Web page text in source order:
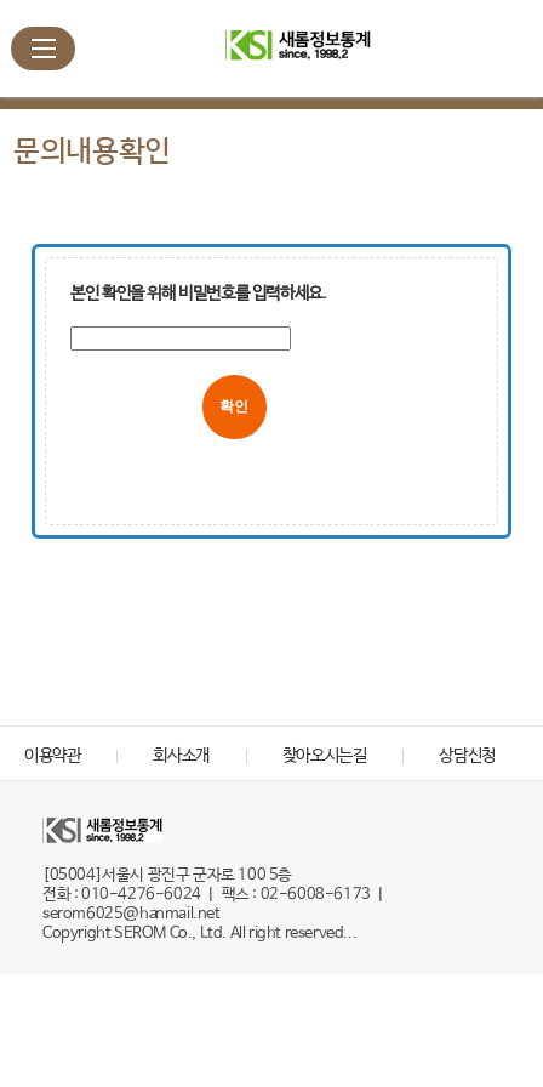
문의내용확인
본인 확인을 위해 비밀번호를 입력하세요.
이용약관 회사소개 찾아오시는길 상담신청
[05004]서울시 광진구 군자로 100 5층
전화 : 010-4276-6024 ㅣ 팩스 : 02-6008-6173 ㅣ
serom6025@hanmail.net
Copyright SEROM Co., Ltd. All right reserved...